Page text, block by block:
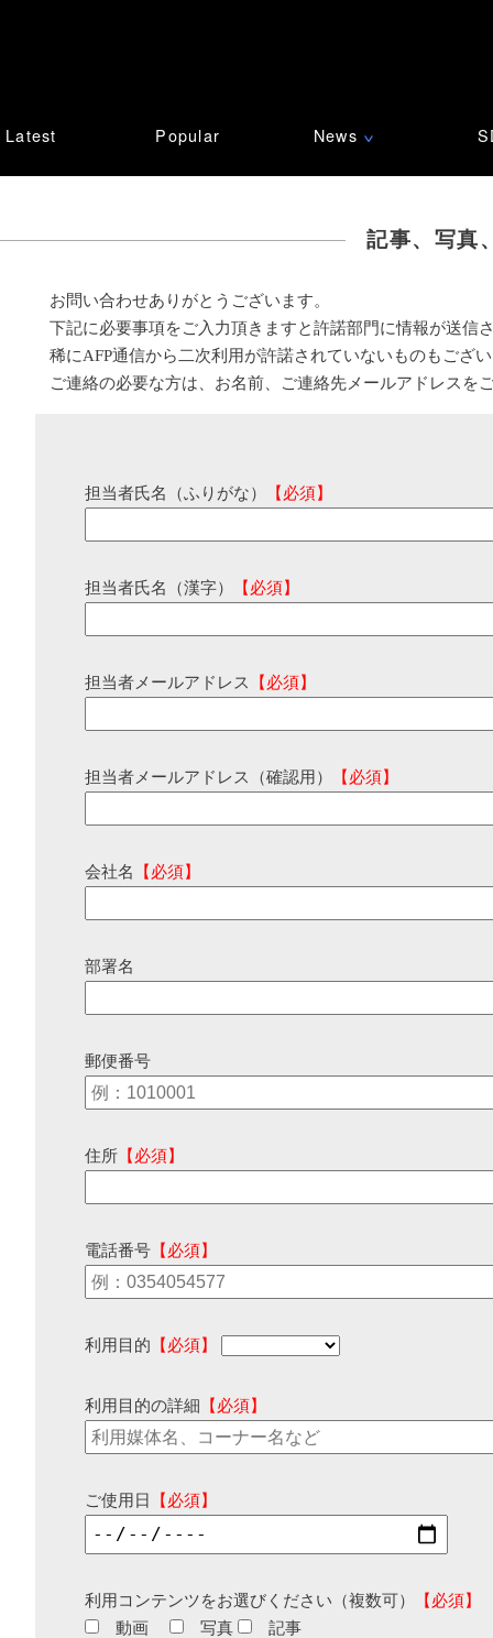
Latest Popular News ∨
記事、写真
お問い合わせありがとうございます。
下記に必要事項をご入力頂きますと許諾部門に情報が送信
稀にAFP通信から二次利用が許諾されていないものもござ
ご連絡の必要な方は、お名前、ご連絡先メールアドレスを
担当者氏名（ふりがな） 【必須】
担当者氏名（漢字） 【必須】
担当者メールアドレス 【必須】
担当者メールアドレス（確認用） 【必須】
会社名 【必須】
部署名
郵便番号
住所 【必須】
電話番号 【必須】
利用目的 【必須】
利用目的の詳細 【必須】
ご使用日 【必須】
利用コンテンツをお選びください（複数可）
【必須】
動画
写真 記事